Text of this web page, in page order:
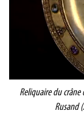
Reliquaire du
Rusand